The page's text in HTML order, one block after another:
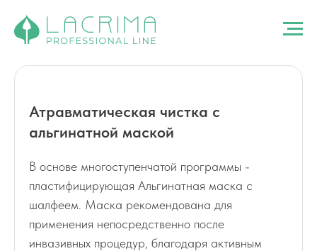
Атравматическая чистка с
альгинатной маской
В основе многоступенчатой программы -
пластифицирующая Альгинатная маска с
шалфеем. Маска рекомендована для
применения непосредственно после
инвазивных процедур, благодаря активным